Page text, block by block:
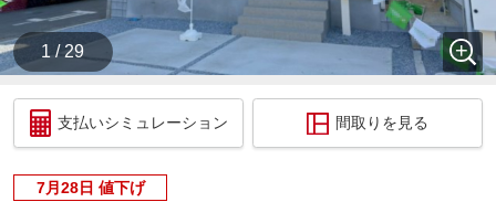
1 / 29
支払いシミュレーション 間取りを見る
7月28日 値下げ